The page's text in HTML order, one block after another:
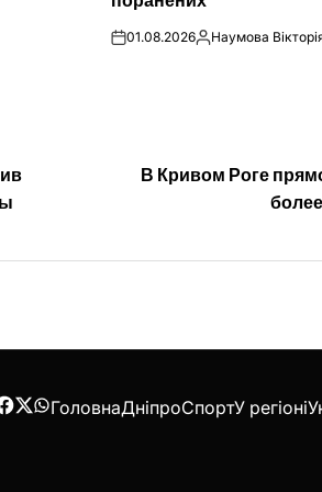
on01.08.2026Опубліковано
Наумова
В Кривом Роге
Facebook
Twitter
WhatsApp
ГоловнаДніпроСпортУ регіоні